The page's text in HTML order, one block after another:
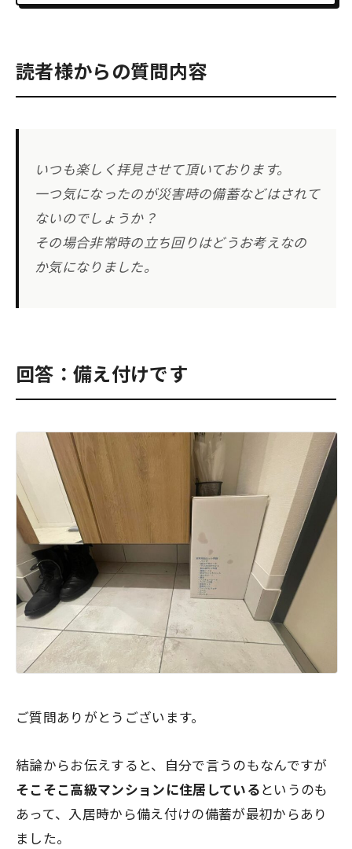
読者様からの質問内容
いつも楽しく拝見させて頂いております。
一つ気になったのが災害時の備蓄などはされて
ないのでしょうか？
その場合非常時の立ち回りはどうお考えなの
か気になりました。
回答：備え付けです
ご質問ありがとうございます。
結論からお伝えすると、自分で言うのもなんですが
そこそこ高級マンションに住居しているというのも
あって、入居時から備え付けの備蓄が最初からあり
ました。